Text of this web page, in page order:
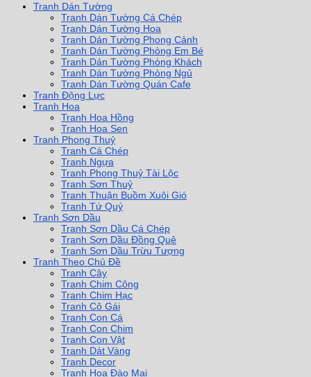
Tranh Dán Tường
Tranh Dán Tường Cá Chép
Tranh Dán Tường Hoa
Tranh Dán Tường Phong Cảnh
Tranh Dán Tường Phòng Em Bé
Tranh Dán Tường Phòng Khách
Tranh Dán Tường Phòng Ngủ
Tranh Dán Tường Quán Cafe
Tranh Động Lực
Tranh Hoa
Tranh Hoa Hồng
Tranh Hoa Sen
Tranh Phong Thuỷ
Tranh Cá Chép
Tranh Ngựa
Tranh Phong Thuỷ Tài Lộc
Tranh Sơn Thuỷ
Tranh Thuận Buồm Xuôi Gió
Tranh Tứ Quý
Tranh Sơn Dầu
Tranh Sơn Dầu Cá Chép
Tranh Sơn Dầu Đồng Quê
Tranh Sơn Dầu Trừu Tượng
Tranh Theo Chủ Đề
Tranh Cây
Tranh Chim Công
Tranh Chim Hạc
Tranh Cô Gái
Tranh Con Cá
Tranh Con Chim
Tranh Con Vật
Tranh Dát Vàng
Tranh Decor
Tranh Hoa Đào Mai